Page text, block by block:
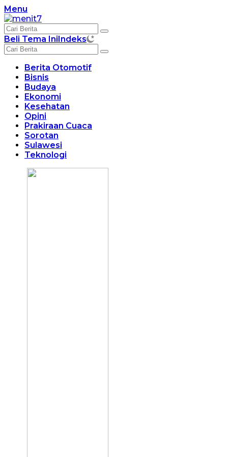
Langsung
ke
konten
Menu
Beli Tema IniIndeks
Berita Otomotif
Bisnis
Budaya
Ekonomi
Kesehatan
Opini
Prakiraan Cuaca
Sorotan
Sulawesi
Teknologi